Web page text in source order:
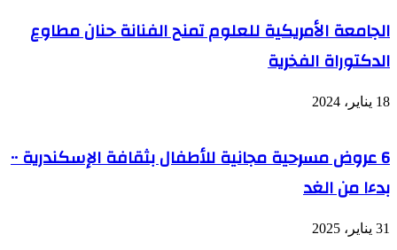
الجامعة الأمريكية للعلوم تمنح الفنانة حنان مطاوع
الدكتوراة الفخرية
18 يناير، 2024
6 عروض مسرحية مجانية للأطفال بثقافة الإسكندرية ٠٠
بدءا من الغد
31 يناير، 2025